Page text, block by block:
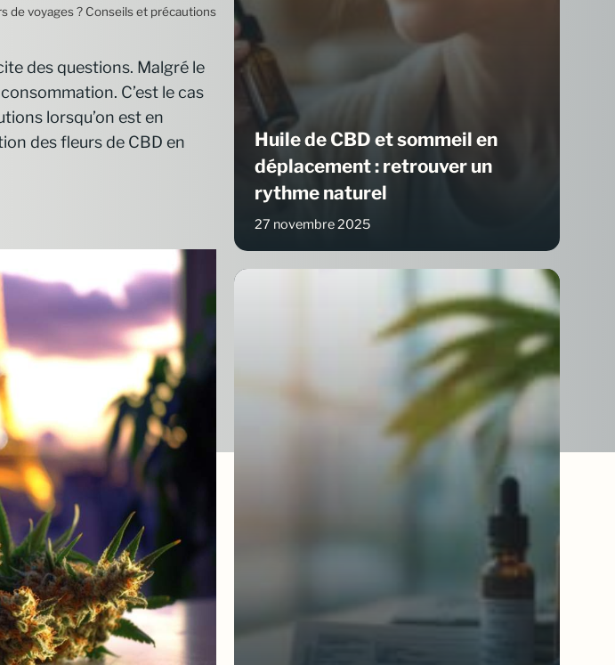
de voyages ? Conseils et précautions
des questions. Malgré le
C’est le cas
lorsqu’on est en
des fleurs de CBD en
Huile de CBD et sommeil en
déplacement : retrouver un
rythme naturel
27 novembre 2025